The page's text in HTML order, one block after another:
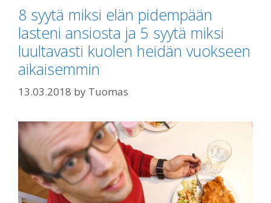
8 syytä miksi elän pidempään
lasteni ansiosta ja 5 syytä miksi
luultavasti kuolen heidän vuokseen
aikaisemmin
13.03.2018 by Tuomas